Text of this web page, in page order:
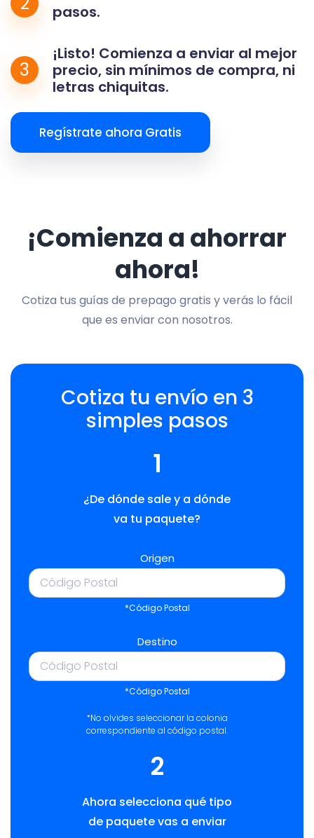
pasos.
3
¡Listo! Comienza a enviar al mejor
precio, sin mínimos de compra, ni
letras chiquitas.
Regístrate ahora Gratis
¡Comienza a ahorrar
ahora!
Cotiza tus guías de prepago gratis y verás lo fácil
que es enviar con nosotros.
Cotiza tu envío en 3
simples pasos
1
¿De dónde sale y a dónde
va tu paquete?
Origen
*Código Postal
Destino
*Código Postal
*No olvides seleccionar la colonia
correspondiente al código postal.
2
Ahora selecciona qué tipo
de paquete vas a enviar